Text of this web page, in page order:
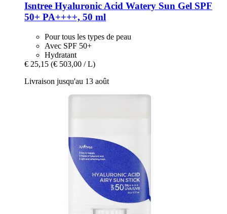
Isntree Hyaluronic Acid Watery Sun Gel SPF
50+ PA++++, 50 ml
Pour tous les types de peau
Avec SPF 50+
Hydratant
€ 25,15 (€ 503,00 / L)
Livraison jusqu'au 13 août